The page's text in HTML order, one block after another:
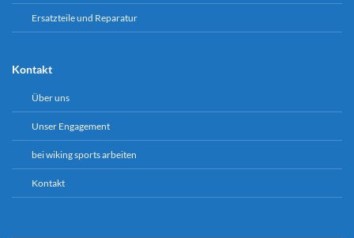
Ersatzteile und Reparatur
Kontakt
Über uns
Unser Engagement
bei wiking sports arbeiten
Kontakt